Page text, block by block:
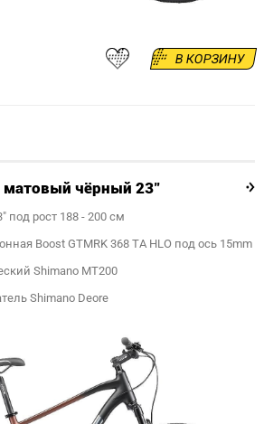
В КОРЗИНУ
матовый чёрный 23"
рост 188 - 200 см
Boost GTMRK 368 TA HLO под ось 15mm
Shimano MT200
Shimano Deore